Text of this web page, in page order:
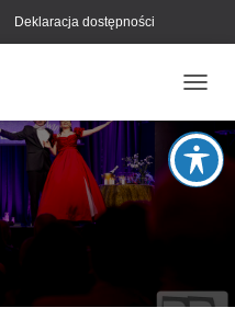
Deklaracja dostępności
R
Z
E
Ł
W